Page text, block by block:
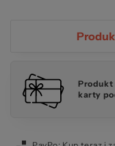
Produkt
karty